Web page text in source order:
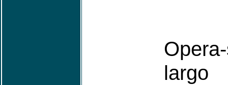
largo